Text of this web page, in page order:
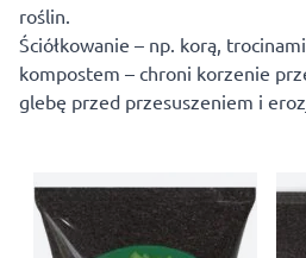
roślin.
Ściółkowanie – np. korą,
kompostem – chroni korzenie
glebę przed przesuszeniem i